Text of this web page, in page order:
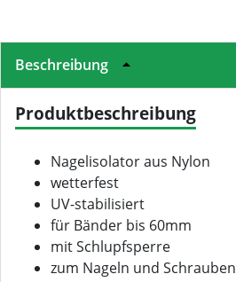
Beschreibung
Produktbeschreibung
Nagelisolator aus Nylon
wetterfest
UV-stabilisiert
für Bänder bis 60mm
mit Schlupfsperre
zum Nageln und Schrauben